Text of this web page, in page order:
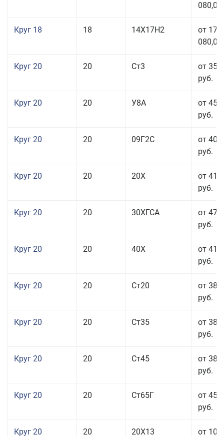
080,00
Круг 18 18 14Х17Н2
от 175
080,00
Круг 20 20 Ст3
от 35
руб.
Круг 20 20 У8А
от 45
руб.
Круг 20 20 09Г2С
от 40
руб.
Круг 20 20 20Х
от 41
руб.
Круг 20 20 30ХГСА
от 47
руб.
Круг 20 20 40Х
от 41
руб.
Круг 20 20 Ст20
от 38
руб.
Круг 20 20 Ст35
от 38
руб.
Круг 20 20 Ст45
от 38
руб.
Круг 20 20 Ст65Г
от 45
руб.
Круг 20 20 20Х13
от 103